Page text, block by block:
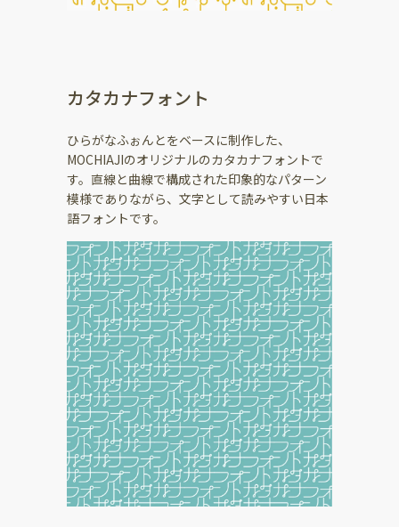
カタカナフォント
ひらがなふぉんとをベースに制作した、
MOCHIAJIのオリジナルのカタカナフォントで
す。直線と曲線で構成された印象的なパターン
模様でありながら、文字として読みやすい日本
語フォントです。